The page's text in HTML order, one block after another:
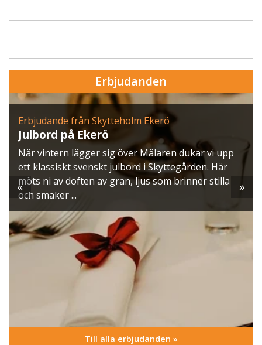
Erbjudanden
Erbjudande från Skytteholm Ekerö
Julbord på Ekerö
När vintern lägger sig över Mälaren dukar vi upp
ett klassiskt svenskt julbord i Skyttegården. Här
möts ni av doften av gran, ljus som brinner stilla
och smaker ...
« »
Till alla erbjudanden »